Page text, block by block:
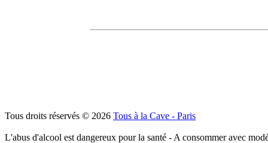
Tous droits réservés © 2026 Tous à la Cave - Paris
L'abus d'alcool est dangereux pour la santé - A consommer avec